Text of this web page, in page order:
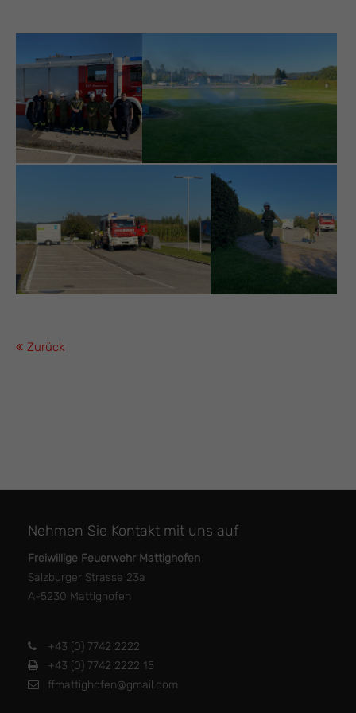
Zurück
Nehmen Sie Kontakt mit uns auf
Freiwillige Feuerwehr Mattighofen
Salzburger Strasse 23a
A-5230 Mattighofen
+43 (0) 7742 2222
+43 (0) 7742 2222 15
ffmattighofen@gmail.com